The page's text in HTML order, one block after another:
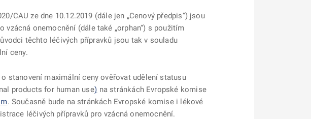
CAU ze dne 10.12.2019 (dále jen „Cenový předpis“) jsou
onemocnění (dále také „orphan“) s použitím
těchto léčivých přípravků jsou tak v souladu
ceny.
stanovení maximální ceny ověřovat udělení statusu
products for human use) na stránkách Evropské komise
. Současně bude na stránkách Evropské komise i lékové
léčivých přípravků pro vzácná onemocnění.